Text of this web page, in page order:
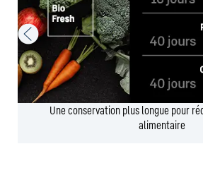
Une conservation plus longue pour
alimentaire